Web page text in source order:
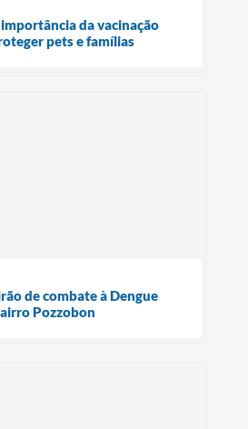
da vacinação
pets e famílias
de combate à Dengue
Pozzobon